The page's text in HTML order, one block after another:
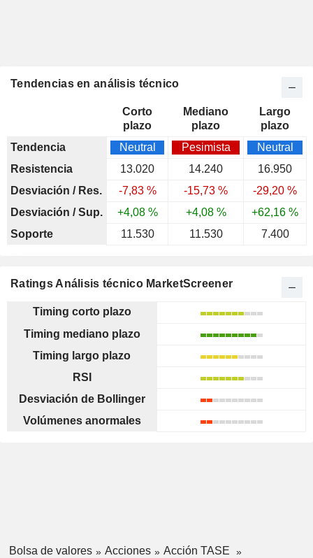
Tendencias en análisis técnico
Corto
plazo
Mediano
plazo
Largo
plazo
Tendencia
Neutral Pesimista
Neutral
Resistencia
13.020 14.240
16.950
Desviación / Res.
-7,83 % -15,73 %
-29,20 %
Desviación / Sup.
+4,08 % +4,08 %
+62,16 %
Soporte
11.530 11.530 7.400
Ratings Análisis técnico MarketScreener
Timing corto plazo
Timing mediano plazo
Timing largo plazo
RSI
Desviación de Bollinger
Volúmenes anormales
Bolsa de valores Acciones
Acción TASE